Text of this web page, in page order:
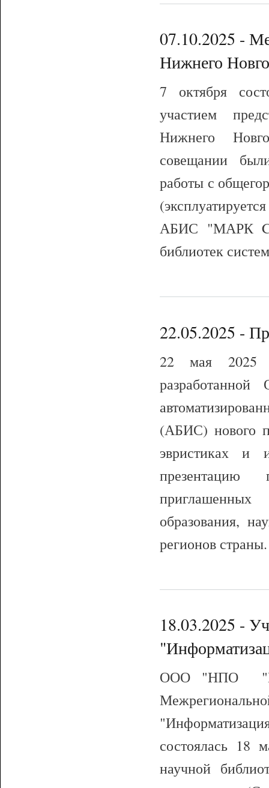
07.10.2025 -
Нижнего
7 октября
участием
Нижнего
совещании
работы с
АБИС "МАРК
библиотек
22.05.2025 -
22 мая 2025
(АБИС) нового
эвристиках и
презентацию
образования,
регионов страны.
18.03.2025 -
ООО "НПО
состоялась 18
научной